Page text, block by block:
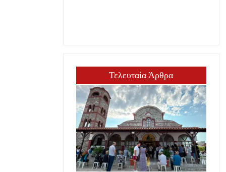
Τελευταία Άρθρα